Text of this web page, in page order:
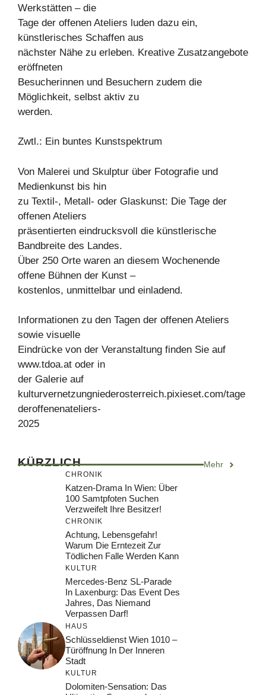
Werkstätten – die
Tage der offenen Ateliers luden dazu ein,
künstlerisches Schaffen aus
nächster Nähe zu erleben. Kreative Zusatzangebote
eröffneten
Besucherinnen und Besuchern zudem die
Möglichkeit, selbst aktiv zu
werden.
Zwtl.: Ein buntes Kunstspektrum
Von Malerei und Skulptur über Fotografie und
Medienkunst bis hin
zu Textil-, Metall- oder Glaskunst: Die Tage der
offenen Ateliers
präsentierten eindrucksvoll die künstlerische
Bandbreite des Landes.
Über 250 Orte waren an diesem Wochenende
offene Bühnen der Kunst –
kostenlos, unmittelbar und einladend.
Informationen zu den Tagen der offenen Ateliers
sowie visuelle
Eindrücke von der Veranstaltung finden Sie auf
www.tdoa.at oder in
der Galerie auf
kulturvernetzungniederosterreich.pixieset.com/tage
deroffenenateliers-
2025
KÜRZLICH Mehr
CHRONIK
Katzen-Drama In Wien: Über
100 Samtpfoten Suchen
Verzweifelt Ihre Besitzer!
CHRONIK
Achtung, Lebensgefahr!
Warum Die Erntezeit Zur
Tödlichen Falle Werden Kann
KULTUR
Mercedes-Benz SL-Parade
In Laxenburg: Das Event Des
Jahres, Das Niemand
Verpassen Darf!
HAUS
Schlüsseldienst Wien 1010 –
Türöffnung In Der Inneren
Stadt
KULTUR
Dolomiten-Sensation: Das